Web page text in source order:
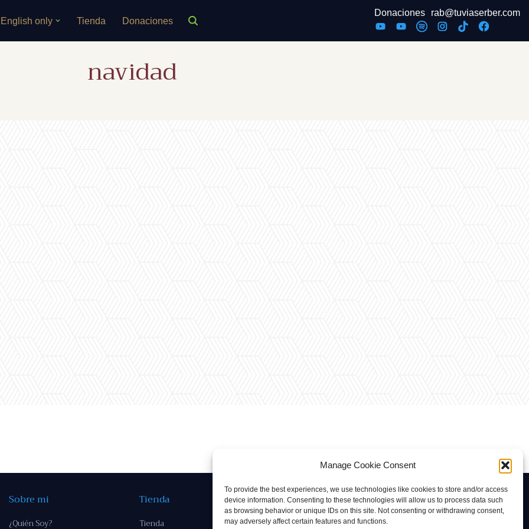
Manage Cookie Consent
To provide the best experiences, we use technologies like cookies to store and/or access
device information. Consenting to these technologies will allow us to process data such
as browsing behavior or unique IDs on this site. Not consenting or withdrawing consent,
may adversely affect certain features and functions.
English only Tienda Donaciones
Donaciones rab@tuviaserber.com
navidad
Sobre mi
¿Quién Soy?
Tienda
Tienda
Contacto
rab@tuviaserber.com